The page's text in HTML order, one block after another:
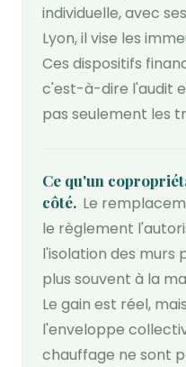
individuelle, avec
Lyon, il vise les
Ces dispositifs
c'est-à-dire l'audit
pas seulement les
Ce qu'un
côté Le
le règlement
l'isolation des murs
plus souvent à la
Le gain est réel,
l'enveloppe
chauffage ne sont